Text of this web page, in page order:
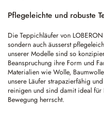
Pflegeleichte und robuste
Die Teppichläufer von
sondern auch äusserst
unserer Modelle sind so
Beanspruchung ihre Form und
Materialien wie Wolle,
unsere Läufer strapazierfähig
reinigen und sind damit ideal für
Bewegung herrscht.